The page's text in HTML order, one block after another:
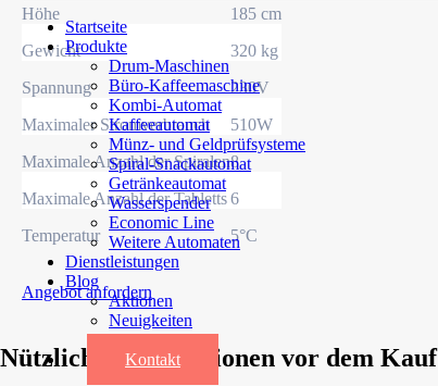
Startseite
Produkte
Drum-Maschinen
Büro-Kaffeemaschine
Kombi-Automat
Kaffeeautomat
Münz- und Geldprüfsysteme
Spiral-Snackautomat
Getränkeautomat
Wasserspender
Economic Line
Weitere Automaten
Dienstleistungen
Blog
Aktionen
Neuigkeiten
Informationen
Kontakt
Höhe
185 cm
Gewicht
320 kg
Spannung
230V
Maximaler Stromverbrauch
510W
Maximale Anzahl der Spiralen8
Maximale Anzahl der Tabletts6
Temperatur
5°C
Angebot anfordern
Nützliche Informationen vor dem Kauf